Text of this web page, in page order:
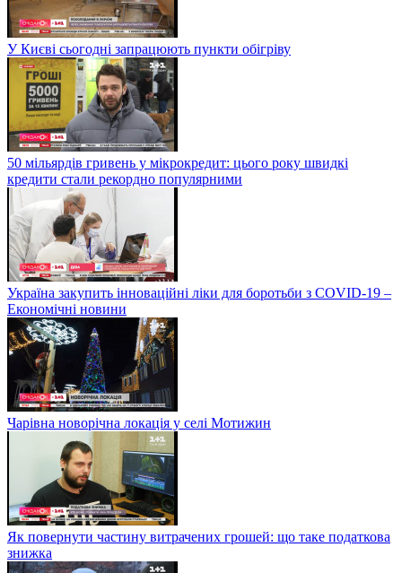
У Києві сьогодні запрацюють пункти обігріву
50 мільярдів гривень у мікрокредит: цього року швидкі
кредити стали рекордно популярними
Україна закупить інноваційні ліки для боротьби з COVID-19 –
Економічні новини
Чарівна новорічна локація у селі Мотижин
Як повернути частину витрачених грошей: що таке податкова
знижка